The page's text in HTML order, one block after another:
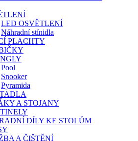
LED OSVĚTLENÍ
Náhradní stínidla
PLACHTY
Pool
Snooker
Pyramida
A STOJANY
DÍLY KE STOLŮM
A ČIŠTĚNÍ